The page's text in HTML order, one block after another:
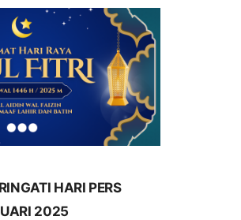
HARI PERS
2025